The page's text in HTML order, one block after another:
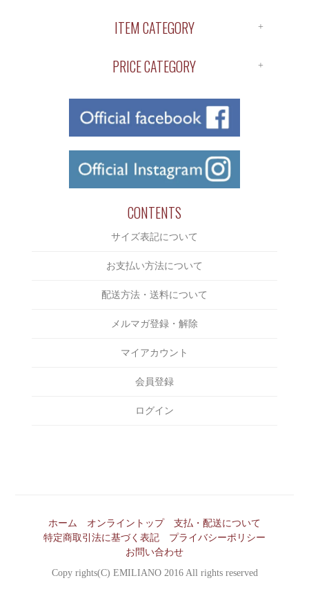
ANTIDOTE
APOTHEKE
ChahChah
CLUCT
COOTIE
Eanbe
EVILACT
EXODUS
FAT
FOURTHIRTY
Kuumba
Lamp gloves
M&M
ITEM CATEGORY
SHIRTS
S/S TEE
L/S TEE
CUTSAW
JACKET
CAP/HAT
SHOES
ACCESSORIES
BAG
PRICE CATEGORY
￥1,000～￥2,000
￥2,000～￥3,000
￥3,000～￥4,000
￥4,000～￥5,000
￥5,000～￥6,000
￥6,000～￥7,000
￥7,000～￥8,000
￥9,000～￥10,000
￥10,000～￥15,000
￥15,000～￥20,000
￥20,000～￥25,000
￥50,000～
CONTENTS
サイズ表記について
お支払い方法について
配送方法・送料について
メルマガ登録・解除
マイアカウント
会員登録
ログイン
ホーム オンライントップ
支払・配送について
特定商取引法に基づく表記
プライバシーポリシー
お問い合わせ
Copy rights(C) EMILIANO 2016 All rights reserved